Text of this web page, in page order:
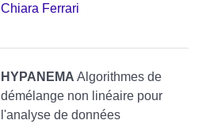
Chiara Ferrari
HYPANEMA Algorithmes de
démélange non linéaire pour
l'analyse de données